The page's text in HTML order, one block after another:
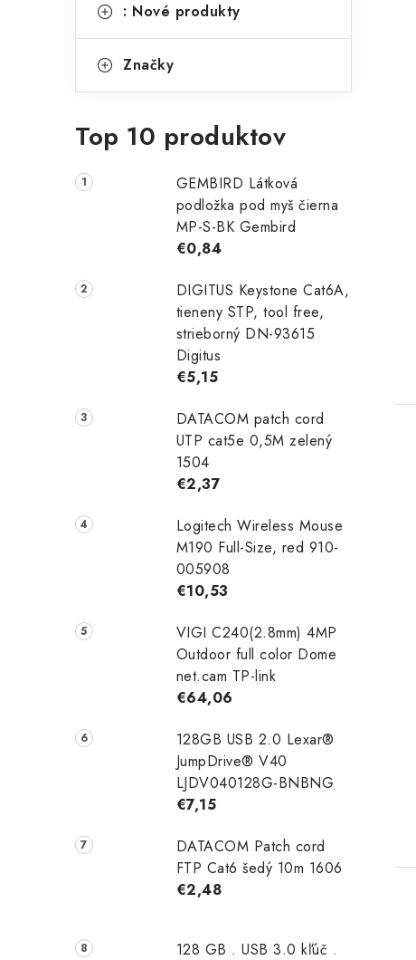
: Nové produkty
Značky
Top 10 produktov
GEMBIRD Látková
podložka pod myš čierna
MP-S-BK Gembird
€0,84
DIGITUS Keystone Cat6A,
tieneny STP, tool free,
strieborný DN-93615
Digitus
€5,15
DATACOM patch cord
UTP cat5e 0,5M zelený
1504
€2,37
Logitech Wireless Mouse
M190 Full-Size, red 910-
005908
€10,53
VIGI C240(2.8mm) 4MP
Outdoor full color Dome
net.cam TP-link
€64,06
128GB USB 2.0 Lexar®
JumpDrive® V40
LJDV040128G-BNBNG
€7,15
DATACOM Patch cord
FTP Cat6 šedý 10m 1606
€2,48
128 GB . USB 3.0 kľúč .